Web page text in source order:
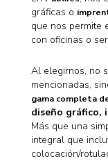
gráficas o
que nos permite
con oficinas o
Al elegirnos, no
mencionadas,
gama completa
diseño gráfico,
Más que una
integral que
colocación/